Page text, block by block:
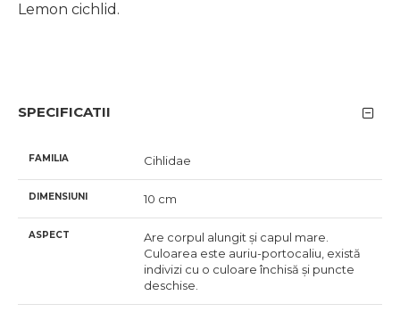
Lemon cichlid.
SPECIFICATII
FAMILIA Cihlidae
DIMENSIUNI 10 cm
ASPECT
Are corpul alungit și capul mare.
Culoarea este auriu-portocaliu, există
indivizi cu o culoare închisă și puncte
deschise.